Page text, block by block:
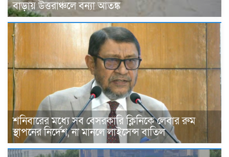
বাড়ায় উত্তরাঞ্চলে বন্যা আতঙ্ক
শনিবারের মধ্যে সব বেসরকারি ক্লিনিকে লেবার রুম
স্থাপনের নির্দেশ, না মানলে লাইসেন্স বাতিল